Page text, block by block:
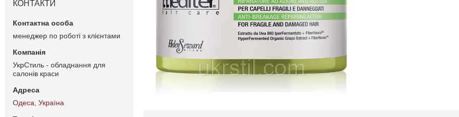
КОНТАКТИ
менеджер по роботі з клієнтами
УкрСтиль - обладнання для
салонів краси
Одеса, Україна